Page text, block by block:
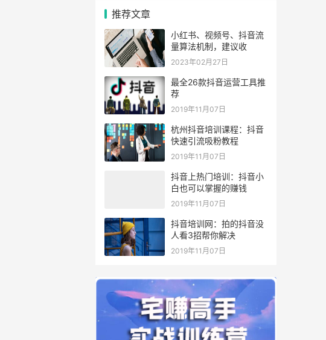
推荐文章
小红书、视频号、抖音流
量算法机制，建议收
2023年02月27日
最全26款抖音运营工具推
荐
2019年11月07日
杭州抖音培训课程：抖音
快速引流吸粉教程
2019年11月07日
抖音上热门培训：抖音小
白也可以掌握的赚钱
2019年11月07日
抖音培训网：拍的抖音没
人看3招帮你解决
2019年11月07日